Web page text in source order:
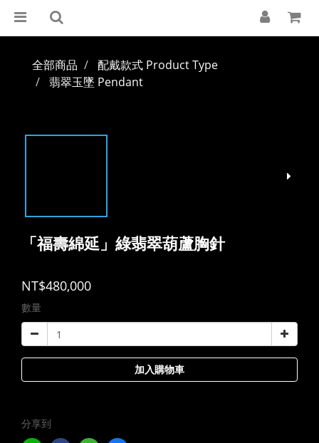
全部商品
配戴款式 Product Type
翡翠玉墜 Pendant
「福壽綿延」綠翡翠葫蘆胸針
NT$480,000
數量
加入購物車
分享到